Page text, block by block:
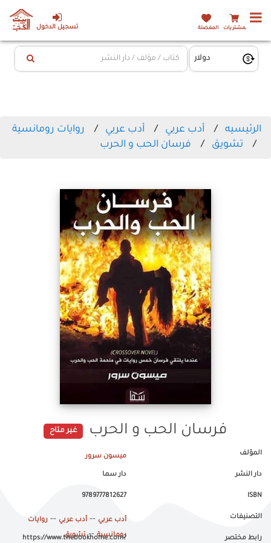
تسجيل الدخول المشتريات المفضلة
الرئيسيه أدب عربي أدب عربي
روايات رومانسية
تشويق
فرسان الحب و الحرب
فرسان الحب و الحرب غير متاح
المؤلف ميسون سرور
دار النشر دار سما
ISBN
9789777812627
التصنيفات أدب عربي -- أدب عربي -- روايات
رومانسية -- تشويق رابط مختصر https://www.thebookhome.com?